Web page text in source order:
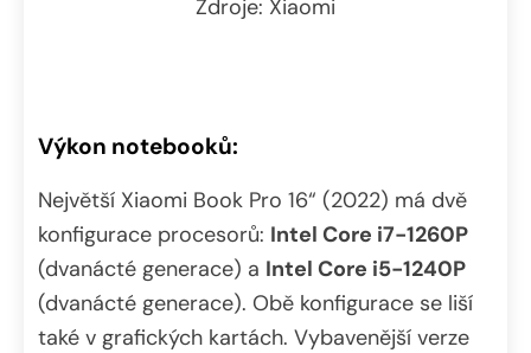
Zdroje: Xiaomi
Výkon notebooků:
Největší Xiaomi Book Pro 16“ (2022) má dvě
konfigurace procesorů: Intel Core i7-1260P
(dvanácté generace) a Intel Core i5-1240P
(dvanácté generace). Obě konfigurace se liší
také v grafických kartách. Vybavenější verze